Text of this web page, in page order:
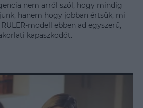
nem arról szól, hogy mindig
hanem hogy jobban értsük, mi
modell ebben ad egyszerű,
kapaszkodót.